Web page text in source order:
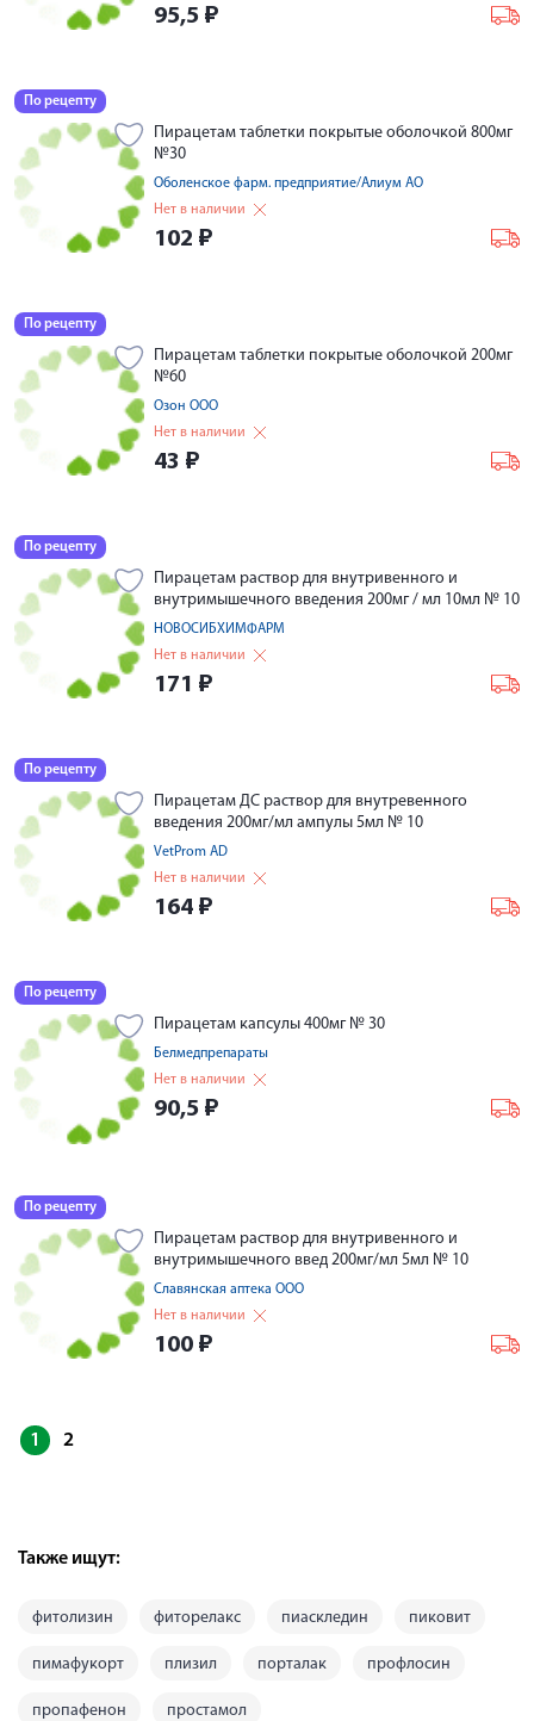
95,5 ₽
По рецепту
Пирацетам таблетки покрытые оболочкой 800мг
№30
Оболенское фарм. предприятие/Алиум АО
Нет в наличии
102 ₽
По рецепту
Пирацетам таблетки покрытые оболочкой 200мг
№60
Озон ООО
Нет в наличии
43 ₽
По рецепту
Пирацетам раствор для внутривенного и
внутримышечного введения 200мг / мл 10мл № 10
НОВОСИБХИМФАРМ
Нет в наличии
171 ₽
По рецепту
Пирацетам ДС раствор для внутревенного
введения 200мг/мл ампулы 5мл № 10
VetProm AD
Нет в наличии
164 ₽
По рецепту
Пирацетам капсулы 400мг № 30
Белмедпрепараты
Нет в наличии
90,5 ₽
По рецепту
Пирацетам раствор для внутривенного и
внутримышечного введ 200мг/мл 5мл № 10
Славянская аптека ООО
Нет в наличии
100 ₽
1 2
Также ищут:
фитолизин фиторелакс пиаскледин пиковит
пимафукорт плизил порталак профлосин
пропафенон простамол